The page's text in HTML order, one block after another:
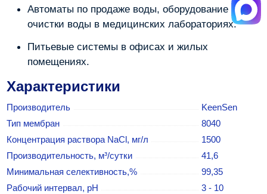
Автоматы по продаже воды, оборудование для
очистки воды в медицинских лабораториях.
Питьевые системы в офисах и жилых
помещениях.
Характеристики
Производитель
KeenSen
Тип мембран
8040
Концентрация раствора NaCl, мг/л
1500
Производительность, м³/сутки
41,6
Минимальная селективность,%
99,35
Рабочий интервал, pH
3 - 10